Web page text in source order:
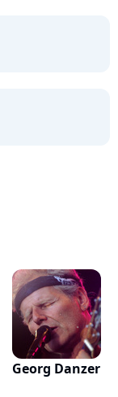
Georg Danzer